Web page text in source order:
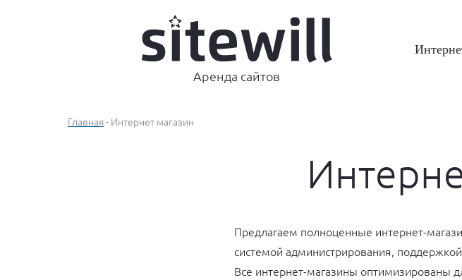
Аренда сайтов
Главная- Интернет магазин
Предлагаем полноценные интернет-
системой администрирования,
Все интернет-магазины оптимизированы